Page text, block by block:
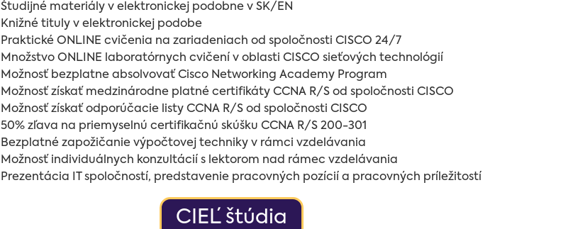
Študijné materiály v elektronickej podobne v SK/EN
Knižné tituly v elektronickej podobe
Praktické ONLINE cvičenia na zariadeniach od spoločnosti CISCO 24/7
Množstvo ONLINE laboratórnych cvičení v oblasti CISCO sieťových technológií
Možnosť bezplatne absolvovať Cisco Networking Academy Program
Možnosť získať medzinárodne platné certifikáty CCNA R/S od spoločnosti CISCO
Možnosť získať odporúčacie listy CCNA R/S od spoločnosti CISCO
50% zľava na priemyselnú certifikačnú skúšku CCNA R/S 200-301
Bezplatné zapožičanie výpočtovej techniky v rámci vzdelávania
Možnosť individuálnych konzultácií s lektorom nad rámec vzdelávania
Prezentácia IT spoločností, predstavenie pracovných pozícií a pracovných príležitostí
CIEĽ štúdia